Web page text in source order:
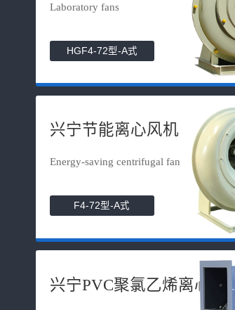
Laboratory fans
HGF4-72型-A式
兴宁节能离心风机
Energy-saving centrifugal fan
F4-72型-A式
兴宁PVC聚氯乙烯离心风机